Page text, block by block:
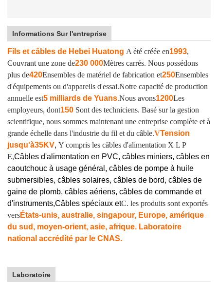
Informations Sur l'entreprise
Fils et câbles de Hebei Huatong A été créée en1993,
Couvrant une zone de230 000Mètres carrés. Nous possédons
plus de420Ensembles de matériel de fabrication et250Ensembles
d'équipements ou d'appareils d'essai.Notre capacité de production
annuelle est5 milliards de Yuans.Nous avons1200Les
employeurs, dont150 Sont des techniciens. Basé sur la gestion
scientifique, nous sommes maintenant une entreprise complète et à
grande échelle dans l'industrie du fil et du câble.VTension
jusqu'à35KV, Y compris les câbles d'alimentation X L P
E,Câbles d'alimentation en PVC, câbles miniers, câbles en
caoutchouc à usage général, câbles de pompe à huile
submersibles, câbles solaires, câbles de bord, câbles de
gaine de plomb, câbles aériens, câbles de commande et
d'instruments,Câbles spéciaux etC. les produits sont exportés
versÉtats-unis, australie, singapour, Europe, amérique
du sud, moyen-orient, asie, afrique. Laboratoire
national accrédité par le CNAS.
Laboratoire